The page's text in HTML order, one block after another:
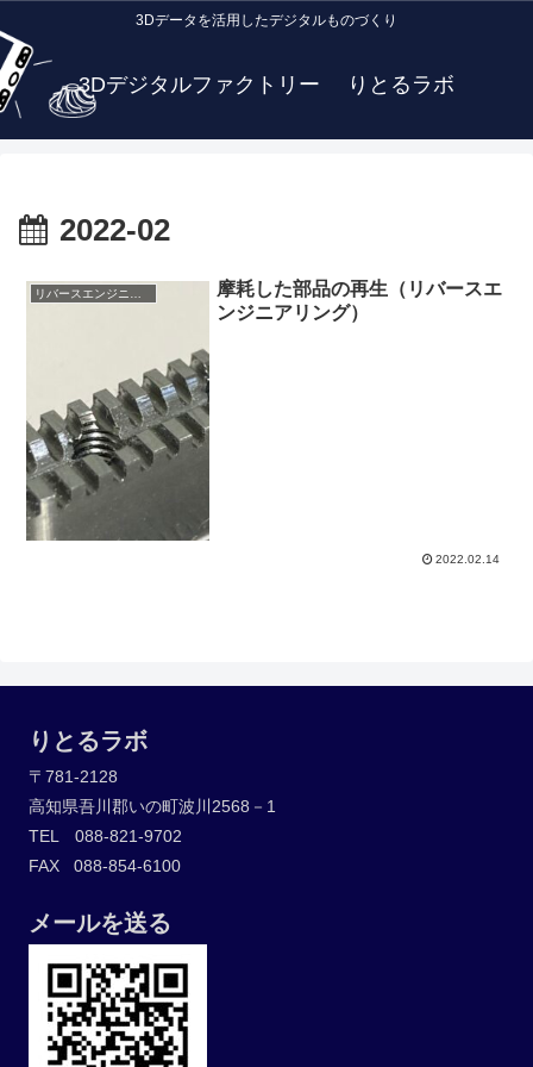
3Dデータを活用したデジタルものづくり
3Dデジタルファクトリー りとるラボ
2022-02
摩耗した部品の再生（リバースエ
ンジニアリング）
2022.02.14
りとるラボ
〒781-2128
高知県吾川郡いの町波川2568－1
TEL 088-821-9702
FAX 088-854-6100
メールを送る